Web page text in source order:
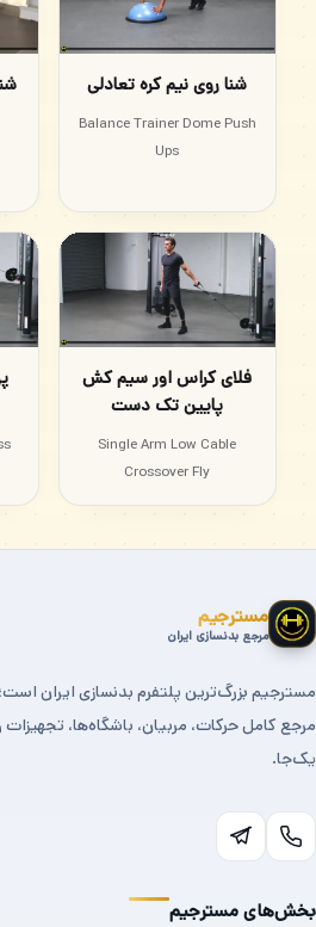
شنا روی نیم کره تعادلی
Balance Trainer Dome Push
Ups
فلای کراس اور سیم کش
پایین تک دست
Single Arm Low Cable
Crossover Fly
مسترجیم
مرجع بدنسازی ایران
مسترجیم بزرگ‌ترین پلتفرم بدنسازی ایران
مرجع کامل حرکات، مربیان، باشگاه‌ها،
یک‌جا.
بخش‌های مسترجیم